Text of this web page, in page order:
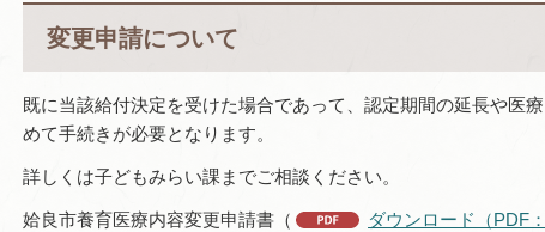
変更申請について
既に当該給付決定を受けた場合であって、認定期間の延長や医
めて手続きが必要となります。
詳しくは子どもみらい課までご相談ください。
姶良市養育医療内容変更申請書（ ダウンロード（PDF：